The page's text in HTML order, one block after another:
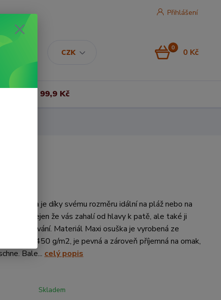
CZK
Přihlášení
0 0 Kč
Vše za 99,9 Kč
osuška je díky svému rozměru idální na pláž nebo na
Nejen že vás zahalí od hlavy k patě, ale také ji
na opalování. Materiál Maxi osuška je vyrobená ze
gramáži 450 g/m2, je pevná a zároveň příjemná na omak,
Bale... celý popis
Skladem